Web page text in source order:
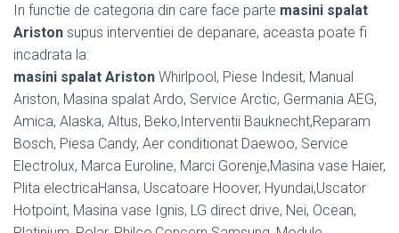
In functie de categoria din care face parte masini spalat
Ariston supus interventiei de depanare, aceasta poate fi
incadrata la:
masini spalat Ariston Whirlpool, Piese Indesit, Manual
Ariston, Masina spalat Ardo, Service Arctic, Germania AEG,
Amica, Alaska, Altus, Beko,Interventii Bauknecht,Reparam
Bosch, Piesa Candy, Aer conditionat Daewoo, Service
Electrolux, Marca Euroline, Marci Gorenje,Masina vase Haier,
Plita electricaHansa, Uscatoare Hoover, Hyundai,Uscator
Hotpoint, Masina vase Ignis, LG direct drive, Nei, Ocean,